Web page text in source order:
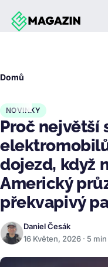
Přejít k hlavnímu
Domů
NOVINKY
Proč největší
dojezd, když
Americký
překvapivý
Daniel Česák
16 Květen, 2026 · 5